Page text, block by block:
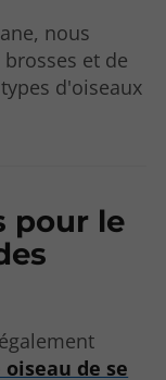
nous
et de
d'oiseaux
pour le
de se